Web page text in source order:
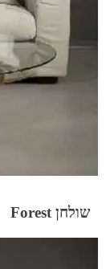
שולחן Forest